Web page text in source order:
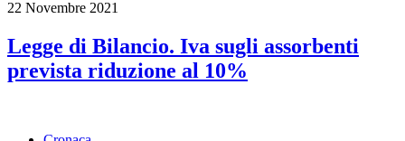
22 Novembre 2021
Legge di Bilancio. Iva sugli assorbenti
prevista riduzione al 10%